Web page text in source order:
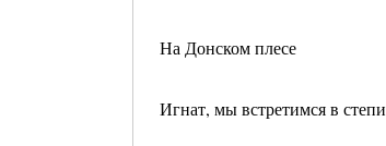
На Донском плесе
Игнат, мы встретимся в степи